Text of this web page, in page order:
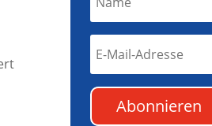
Abonnieren